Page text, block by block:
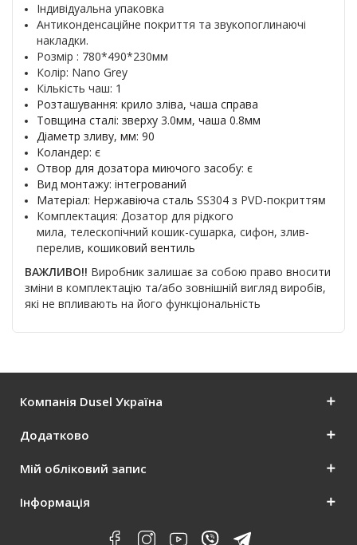
Індивідуальна упаковка
Антиконденсаційне покриття та звукопоглинаючі
накладки.
Розмір : 780*490*230мм
Колір: Nano Grey
Кількість чаш: 1
Розташування: крило зліва, чаша справа
Товщина сталі: зверху 3.0мм, чаша 0.8мм
Діаметр зливу, мм: 90
Коландер: є
Отвор для дозатора миючого засобу: є
Вид монтажу: інтегрований
Матеріал: Нержавіюча сталь SS304 з PVD-покриттям
Комплектация: Дозатор для рідкого
мила, телескопічний кошик-сушарка, сифон, злив-
перелив, кошиковий вентиль
ВАЖЛИВО!! Виробник залишає за собою право вносити
зміни в комплектацію та/або зовнішній вигляд виробів,
які не впливають на його функціональність
Компанія Dusel Україна
Додатково
Мій обліковий запис
Інформація